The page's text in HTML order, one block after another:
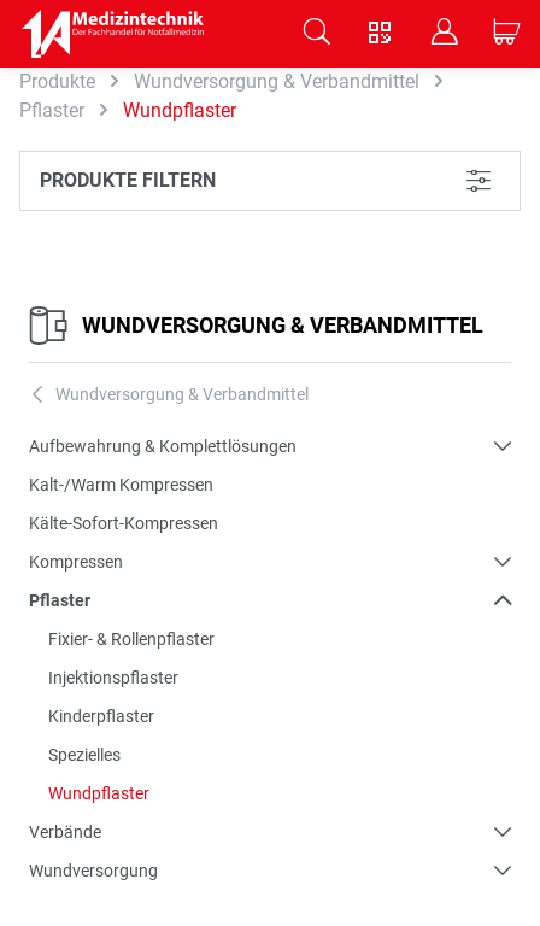
Zum Hauptinhalt springen
V B C
Produkte
Wundversorgung & Verbandmittel
Pflaster
Wundpflaster
PRODUKTE FILTERN L
WUNDVERSORGUNG & VERBANDMITTEL
A Wundversorgung & Verbandmittel
Aufbewahrung & Komplettlösungen
Kalt-/Warm Kompressen
Kälte-Sofort-Kompressen
Kompressen
Pflaster
Fixier- & Rollenpflaster
Injektionspflaster
Kinderpflaster
Spezielles
Wundpflaster
Verbände
Wundversorgung